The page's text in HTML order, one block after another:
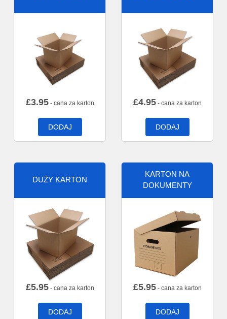
£3.95- cana za karton
DODAJ
£4.95- cana za karton
DODAJ
DUŻY KARTON
£5.95- cana za karton
DODAJ
KARTON NA
DOKUMENTY
£5.95- cana za karton
DODAJ